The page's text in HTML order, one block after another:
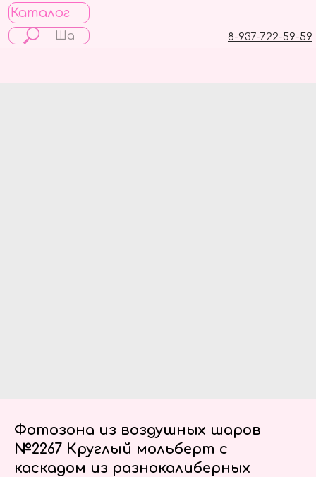
Каталог
8-937-722-59-59
Фотозона из воздушных шаров
№2267 Круглый мольберт с
каскадом из разнокалиберных